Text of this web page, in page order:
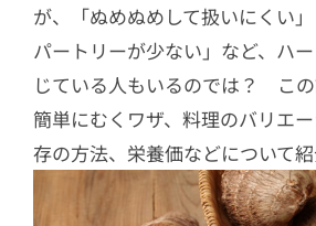
が、「ぬめぬめして扱いにくい
パートリーが少ない」など、ハ
じている人もいるのでは？ こ
簡単にむくワザ、料理のバリエ
存の方法、栄養価などについて紹